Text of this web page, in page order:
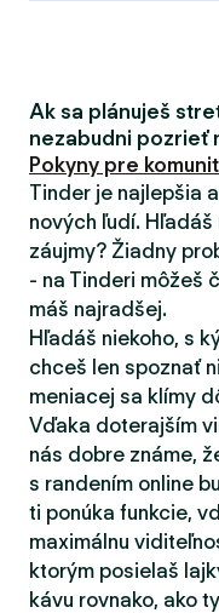
Ak sa plánuješ
nezabudni pozrieť
Pokyny pre
Tinder je najlepšia
nových ľudí.
záujmy? Žiadny
- na Tinderi môžeš
máš najradšej.
Hľadáš niekoho, s
chceš len spoznať
meniacej sa klímy
Vďaka doterajším
nás dobre známe,
s randením online
ti ponúka funkcie,
maximálnu
ktorým posielaš
kávu rovnako, ako